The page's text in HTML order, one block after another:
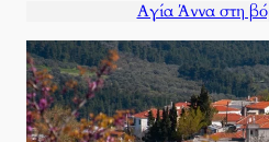
Αγία Άννα στη